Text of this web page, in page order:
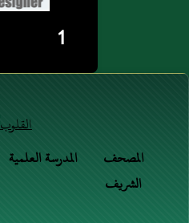
1
المدرسة العلمية
المصحف
الشريف